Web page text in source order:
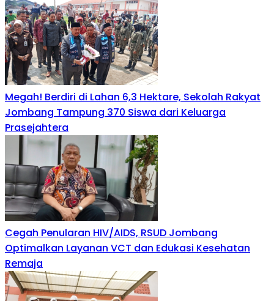
Megah! Berdiri di Lahan 6,3 Hektare, Sekolah Rakyat
Jombang Tampung 370 Siswa dari Keluarga
Prasejahtera
Cegah Penularan HIV/AIDS, RSUD Jombang
Optimalkan Layanan VCT dan Edukasi Kesehatan
Remaja